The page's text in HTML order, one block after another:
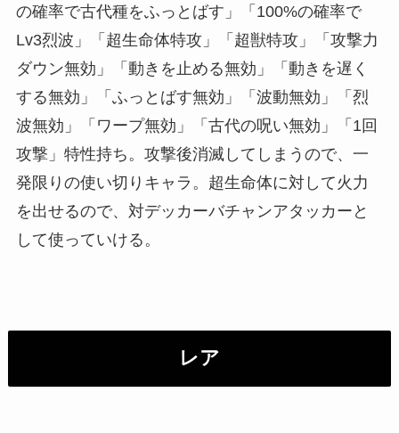
の確率で古代種をふっとばす」「100%の確率で
Lv3烈波」「超生命体特攻」「超獣特攻」「攻撃力
ダウン無効」「動きを止める無効」「動きを遅く
する無効」「ふっとばす無効」「波動無効」「烈
波無効」「ワープ無効」「古代の呪い無効」「1回
攻撃」特性持ち。攻撃後消滅してしまうので、一
発限りの使い切りキャラ。超生命体に対して火力
を出せるので、対デッカーバチャンアタッカーと
して使っていける。
レア